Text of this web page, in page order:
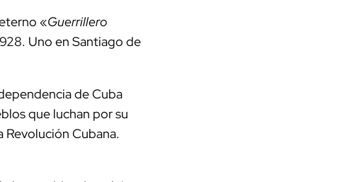
«Guerrillero
Uno en Santiago de
de Cuba
que luchan por su
Revolución Cubana.